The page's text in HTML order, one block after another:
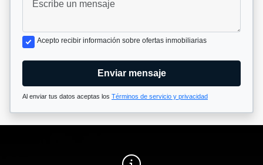
Acepto recibir información sobre ofertas inmobiliarias
Enviar mensaje
Al enviar tus datos aceptas los Términos de servicio y privacidad